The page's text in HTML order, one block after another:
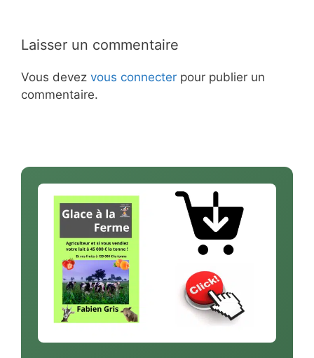
Laisser un commentaire
Vous devez vous connecter pour publier un
commentaire.